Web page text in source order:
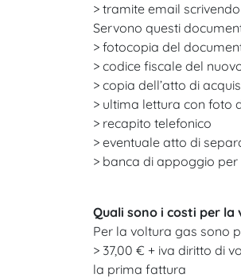
> tramite email
Servono questi
> fotocopia del
> codice fiscale del
> copia dell’atto di
> ultima lettura con foto
> recapito telefonico​
> eventuale atto di
> banca di appoggio
Quali sono i costi per
Per la voltura gas sono
> 37,00 € + iva diritto di
la prima fattura​